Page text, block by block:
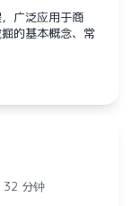
广泛应用于商
的基本概念、常
32 分钟